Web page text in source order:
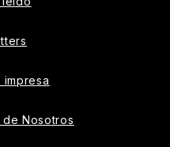
impresa
Nosotros